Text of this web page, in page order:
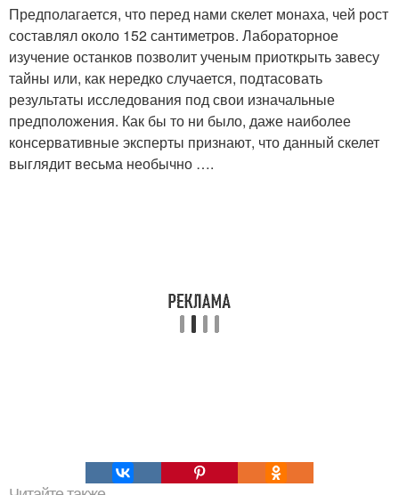
Предполагается, что перед нами скелет монаха, чей рост
составлял около 152 сантиметров. Лабораторное
изучение останков позволит ученым приоткрыть завесу
тайны или, как нередко случается, подтасовать
результаты исследования под свои изначальные
предположения. Как бы то ни было, даже наиболее
консервативные эксперты признают, что данный скелет
выглядит весьма необычно ….